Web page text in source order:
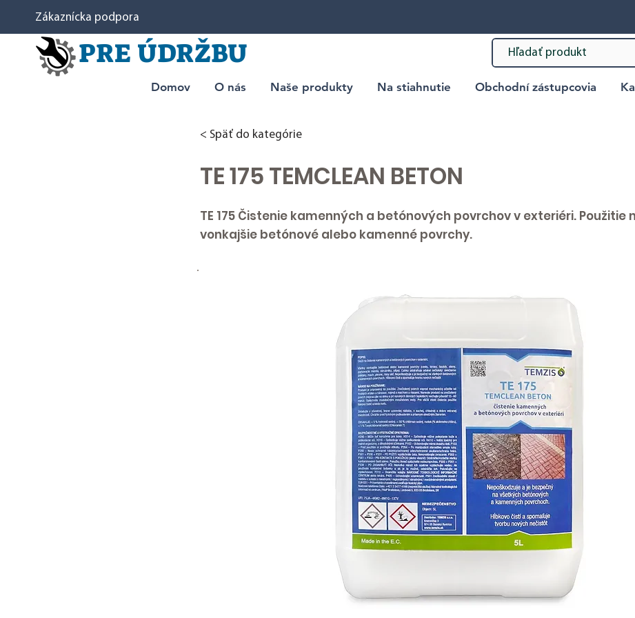
Zákaznícka podpora
PRE ÚDRŽBU
Domov O nás Naše produkty Na stiahnutie Obchodní zástupcovia
< Späť do kategórie
TE 175 TEMCLEAN BETON
TE 175 Čistenie kamenných a betónových povrchov v exteriéri. Použitie
vonkajšie betónové alebo kamenné povrchy.